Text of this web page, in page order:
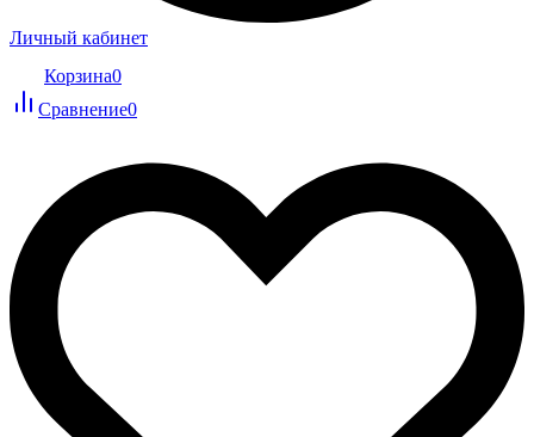
Личный кабинет
Корзина0
Сравнение0